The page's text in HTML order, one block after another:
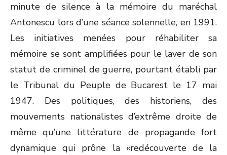
minute de silence à la mémoire du maréchal
Antonescu lors d’une séance solennelle, en 1991.
Les initiatives menées pour réhabiliter sa
mémoire se sont amplifiées pour le laver de son
statut de criminel de guerre, pourtant établi par
le Tribunal du Peuple de Bucarest le 17 mai
1947. Des politiques, des historiens, des
mouvements nationalistes d’extrême droite de
même qu’une littérature de propagande fort
dynamique qui prône la «redécouverte de la